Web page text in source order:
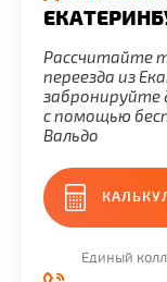
Рассчитайте
переезда из
забронируйте
с помощью
Вальдо
Единый